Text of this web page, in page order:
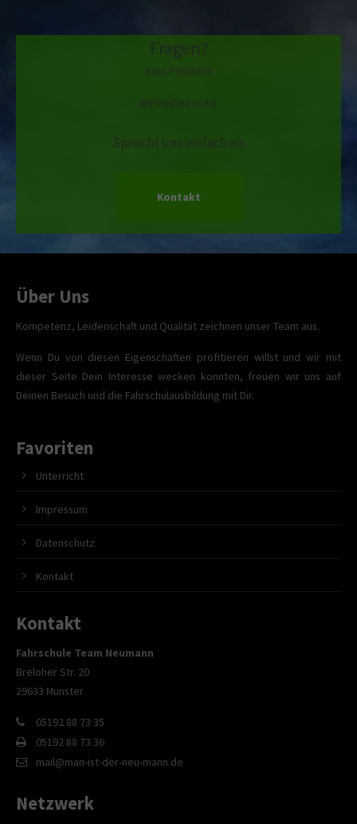
Fragen?
Kein Problem!
Wir beißen nicht.
Sprecht uns einfach an.
Kontakt
Über Uns
Kompetenz, Leidenschaft und Qualität zeichnen unser Team aus.
Wenn Du von diesen Eigenschaften profitieren willst und wir mit
dieser Seite Dein Interesse wecken konnten, freuen wir uns auf
Deinen Besuch und die Fahrschulausbildung mit Dir.
Favoriten
Unterricht
Impressum
Datenschutz
Kontakt
Kontakt
Fahrschule Team Neumann
Breloher Str. 20
29633 Munster
05192 88 73 35
05192 88 73 36
mail@man-ist-der-neu-mann.de
Netzwerk